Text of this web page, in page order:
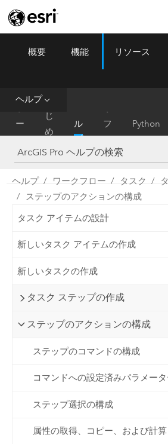
ArcGIS Pro Menu
概要 機能 リソース
ヘルプ
ー
ム
は
じ
め
に
ル
プ
フ
ァ
レ
ン
ス
Python
ヘルプ ワークフロー タスク
ステップのアクションの構成
タスク アイテムの設計
新しいタスク アイテムの作成
新しいタスクの作成
タスク ステップの作成
ステップのアクションの構成
ステップのコマンドの構成
コマンドへの設定済みパラメー
ステップ選択の構成
属性の取得、コピー、および計算